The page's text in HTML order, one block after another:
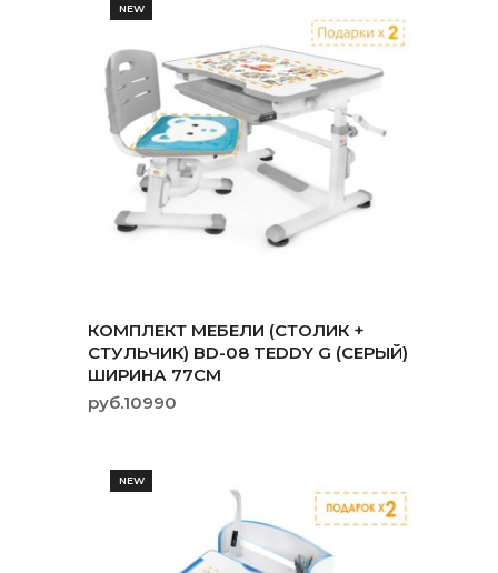
NEW
КОМПЛЕКТ МЕБЕЛИ (СТОЛИК +
СТУЛЬЧИК) BD-08 TEDDY G (СЕРЫЙ)
ШИРИНА 77СМ
руб.10990
NEW